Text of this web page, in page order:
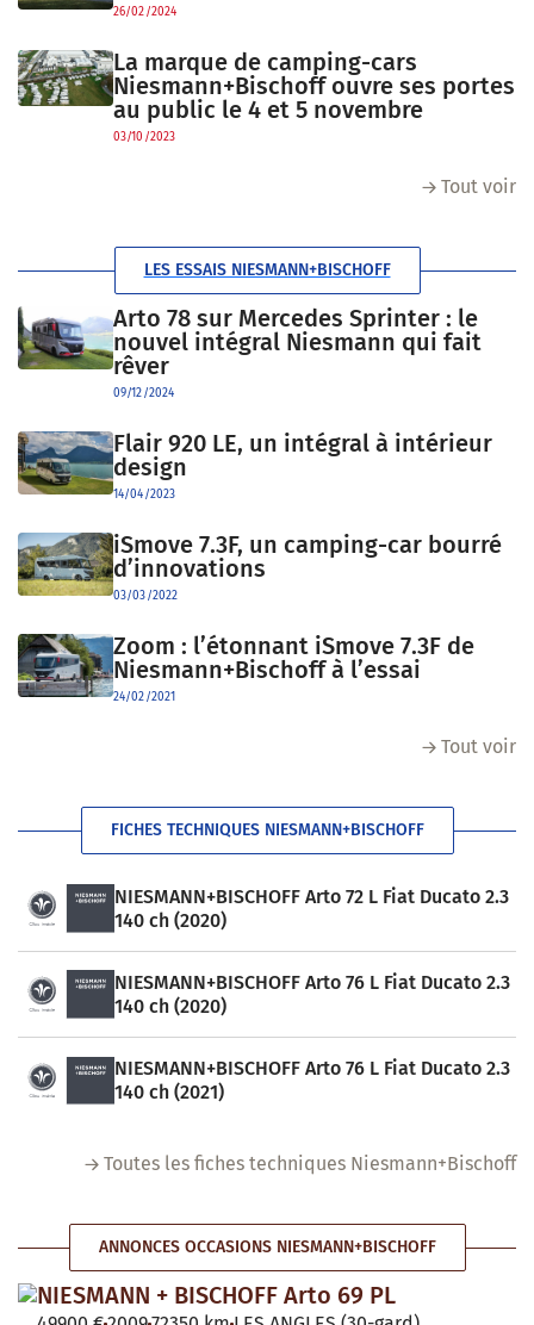
26/02/2024
La marque de camping-cars
Niesmann+Bischoff ouvre ses portes
au public le 4 et 5 novembre
03/10/2023
Tout voir
LES ESSAIS NIESMANN+BISCHOFF
Arto 78 sur Mercedes Sprinter : le
nouvel intégral Niesmann qui fait
rêver
09/12/2024
Flair 920 LE, un intégral à intérieur
design
14/04/2023
iSmove 7.3F, un camping-car bourré
d’innovations
03/03/2022
Zoom : l’étonnant iSmove 7.3F de
Niesmann+Bischoff à l’essai
24/02/2021
Tout voir
FICHES TECHNIQUES NIESMANN+BISCHOFF
NIESMANN+BISCHOFF Arto 72 L Fiat Ducato 2.3
140 ch (2020)
NIESMANN+BISCHOFF Arto 76 L Fiat Ducato 2.3
140 ch (2020)
NIESMANN+BISCHOFF Arto 76 L Fiat Ducato 2.3
140 ch (2021)
Toutes les fiches techniques Niesmann+Bischoff
ANNONCES OCCASIONS NIESMANN+BISCHOFF
NIESMANN + BISCHOFF Arto 69 PL